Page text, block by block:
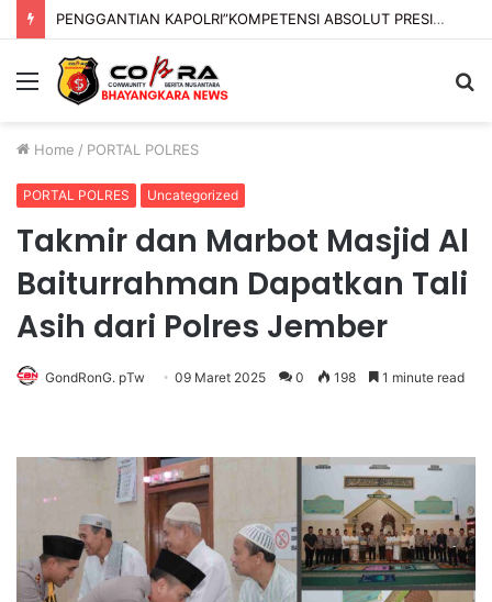
PENGGANTIAN KAPOLRI”KOMPETENSI ABSOLUT PRESIDEN”
Menu
Home / PORTAL POLRES
PORTAL POLRES Uncategorized
Takmir dan Marbot Masjid Al
Baiturrahman Dapatkan Tali
Asih dari Polres Jember
GondRonG. pTw 09 Maret 2025 0 198 1 minute read